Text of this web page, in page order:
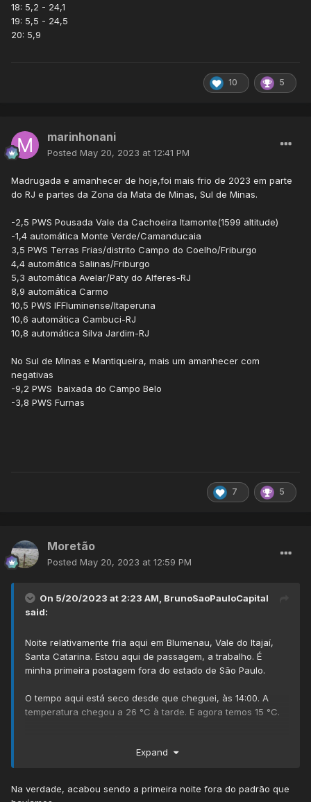
18: 5,2 - 24,1
19: 5,5 - 24,5
20: 5,9
10 5
marinhonani
Posted May 20, 2023 at 12:41 PM
Madrugada e amanhecer de hoje,foi mais frio de 2023 em parte
do RJ e partes da Zona da Mata de Minas, Sul de Minas.
-2,5 PWS Pousada Vale da Cachoeira Itamonte(1599 altitude)
-1,4 automática Monte Verde/Camanducaia
3,5 PWS Terras Frias/distrito Campo do Coelho/Friburgo
4,4 automática Salinas/Friburgo
5,3 automática Avelar/Paty do Alferes-RJ
8,9 automática Carmo
10,5 PWS IFFluminense/Itaperuna
10,6 automática Cambuci-RJ
10,8 automática Silva Jardim-RJ
No Sul de Minas e Mantiqueira, mais um amanhecer com
negativas
-9,2 PWS baixada do Campo Belo
-3,8 PWS Furnas
7 5
Moretão
Posted May 20, 2023 at 12:59 PM
On 5/20/2023 at 2:23 AM, BrunoSaoPauloCapital
said:
Noite relativamente fria aqui em Blumenau, Vale do Itajaí,
Santa Catarina. Estou aqui de passagem, a trabalho. É
minha primeira postagem fora do estado de São Paulo.
O tempo aqui está seco desde que cheguei, às 14:00. A
temperatura chegou a 26 °C à tarde. E agora temos 15 °C.
seria a menor mínima que presencio desde agosto de 2022.
Expand
Na verdade, acabou sendo a primeira noite fora do padrão que